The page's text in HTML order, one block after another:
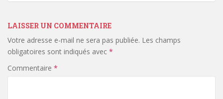
LAISSER UN COMMENTAIRE
Votre adresse e-mail ne sera pas publiée. Les champs
obligatoires sont indiqués avec *
Commentaire *